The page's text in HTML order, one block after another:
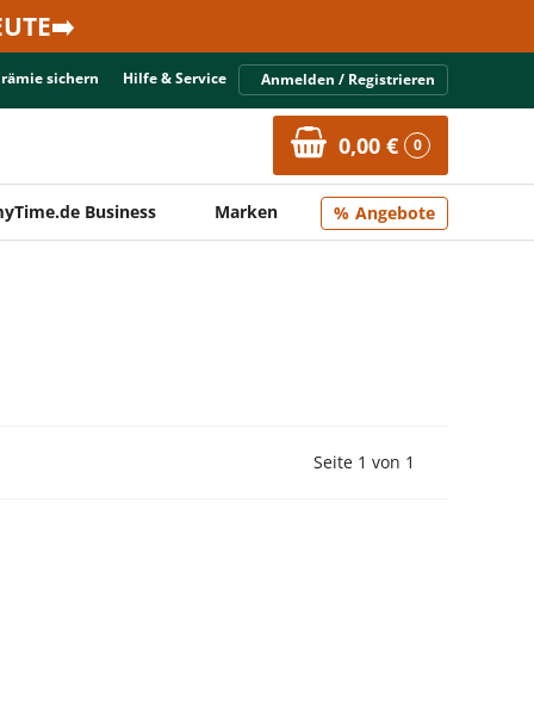
sichern Hilfe & Service Anmelden / Registrieren
0,00 € 0
Business Marken Angebote
Vorherige Seite
Seite 1 von 1